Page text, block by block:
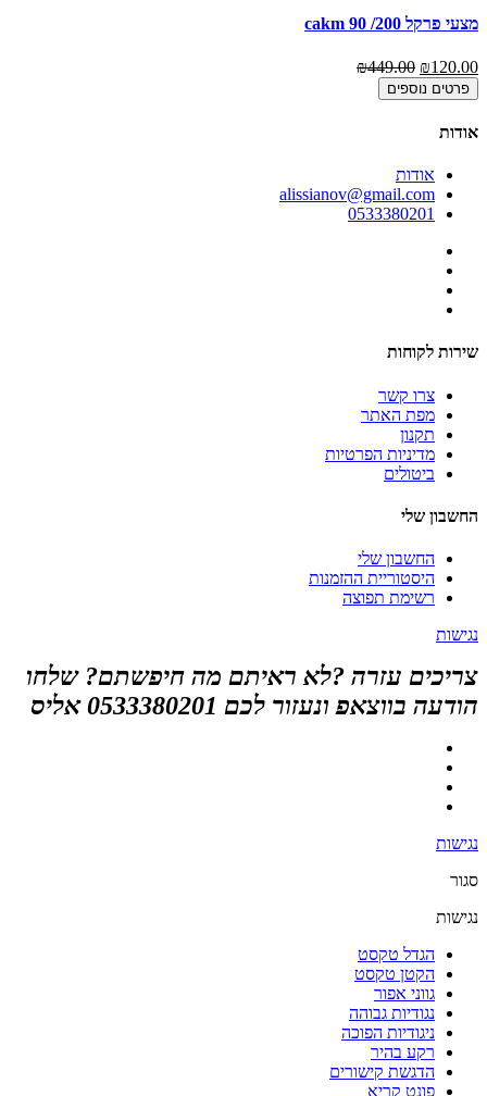
מצעי פרקל cakm 90 /200
₪120.00
₪449.00
פרטים נוספים
אודות
אודות
alissianov@gmail.com
0533380201
שירות לקוחות
צרו קשר
מפת האתר
תקנון
מדיניות הפרטיות
ביטולים
החשבון שלי
החשבון שלי
היסטוריית ההזמנות
רשימת תפוצה
נגישות
צריכים עזרה ?לא ראיתם מה חיפשתם? שלחו
הודעה בווצאפ ונעזור לכם 0533380201 אליס
נגישות
סגור
נגישות
הגדל טקסט
הקטן טקסט
גווני אפור
נגודיות גבוהה
ניגודיות הפוכה
רקע בהיר
הדגשת קישורים
פונט קריא